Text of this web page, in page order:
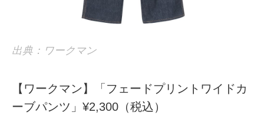
出典：ワークマン
【ワークマン】「フェードプリントワイドカ
ーブパンツ」¥2,300（税込）